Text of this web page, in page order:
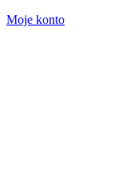
Moje konto